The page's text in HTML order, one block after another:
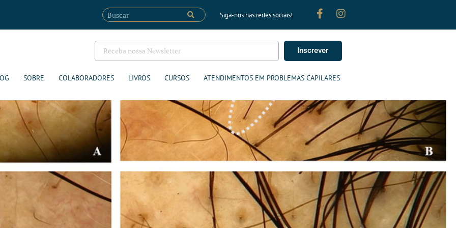
Siga-nos nas redes sociais!
Inscrever
SOBRE COLABORADORES LIVROS CURSOS ATENDIMENTOS EM PROBLEMAS CAPILARES